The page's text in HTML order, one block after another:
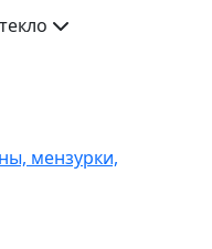
мензурки,